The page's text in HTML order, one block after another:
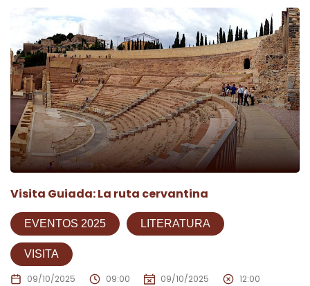
Visita Guiada: La ruta cervantina
EVENTOS 2025 LITERATURA
VISITA
09/10/2025 09:00 09/10/2025 12:00